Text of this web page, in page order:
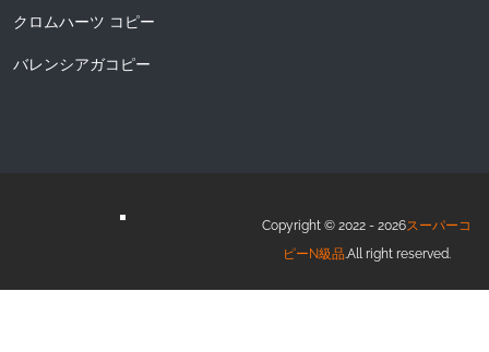
クロムハーツ コピー
バレンシアガコピー
Copyright © 2022 - 2026スーパーコ
ピーN級品.All right reserved.